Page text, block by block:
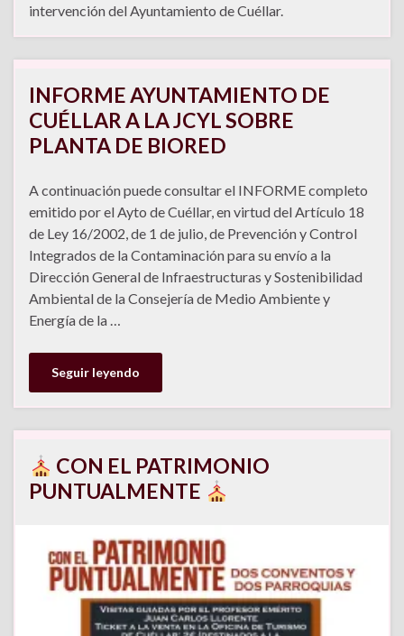
intervención del Ayuntamiento de Cuéllar.
INFORME AYUNTAMIENTO DE
CUÉLLAR A LA JCYL SOBRE
PLANTA DE BIORED
A continuación puede consultar el INFORME completo
emitido por el Ayto de Cuéllar, en virtud del Artículo 18
de Ley 16/2002, de 1 de julio, de Prevención y Control
Integrados de la Contaminación para su envío a la
Dirección General de Infraestructuras y Sostenibilidad
Ambiental de la Consejería de Medio Ambiente y
Energía de la …
Seguir leyendo
CON EL PATRIMONIO
PUNTUALMENTE